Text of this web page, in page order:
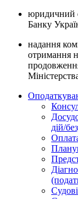
юридичний
Банку
надання
отримання
дій/